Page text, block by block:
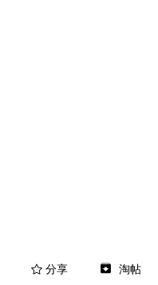
分享 淘帖